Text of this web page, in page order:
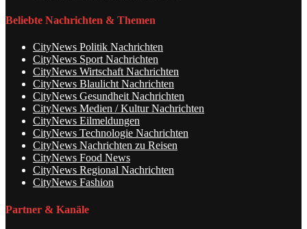
Beliebte Nachrichten & Themen
CityNews Politik Nachrichten
CityNews Sport Nachrichten
CityNews Wirtschaft Nachrichten
CityNews Blaulicht Nachrichten
CityNews Gesundheit Nachrichten
CityNews Medien / Kultur Nachrichten
CityNews Eilmeldungen
CityNews Technologie Nachrichten
CityNews Nachrichten zu Reisen
CityNews Food News
CityNews Regional Nachrichten
CityNews Fashion
Partner & Kanäle